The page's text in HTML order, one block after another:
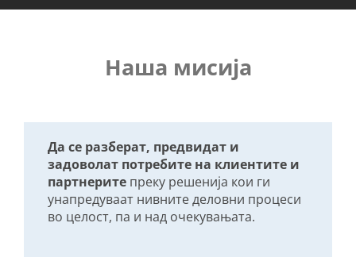
Наша мисија
Да се разберат, предвидат и
задоволат потребите на клиентите и
партнерите преку решенија кои ги
унапредуваат нивните деловни процеси
во целост, па и над очекувањата.